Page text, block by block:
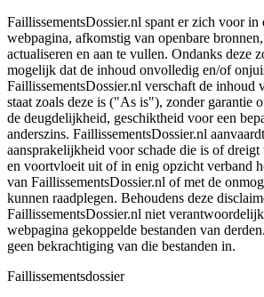
FaillissementsDossier.nl spant er zich voor in
webpagina, afkomstig van openbare
actualiseren en aan te vullen. Ondanks deze
mogelijk dat de inhoud onvolledig en/of
FaillissementsDossier.nl verschaft de inhoud
staat zoals deze is ("As is"), zonder garantie
de deugdelijkheid, geschiktheid voor een
anderszins. FaillissementsDossier.nl
aansprakelijkheid voor schade die is of dreigt
en voortvloeit uit of in enig opzicht verband
van FaillissementsDossier.nl of met de
kunnen raadplegen. Behoudens deze
FaillissementsDossier.nl niet
webpagina gekoppelde bestanden van
geen bekrachtiging van die bestanden in.
Faillissementsdossier